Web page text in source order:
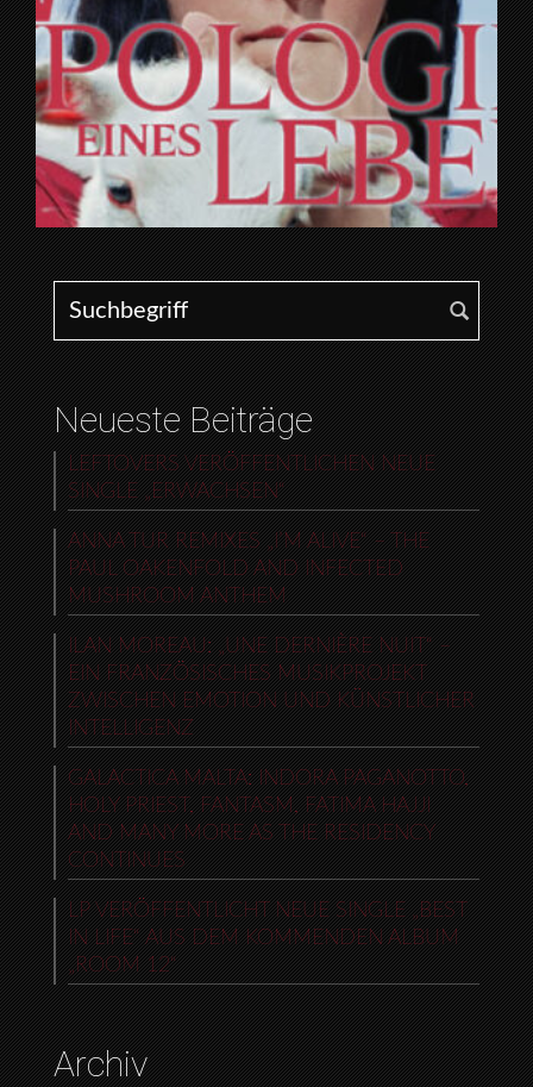
Search for:
Neueste Beiträge
LEFTOVERS VERÖFFENTLICHEN NEUE
SINGLE „ERWACHSEN“
ANNA TUR REMIXES „I’M ALIVE“ – THE
PAUL OAKENFOLD AND INFECTED
MUSHROOM ANTHEM
ILAN MOREAU: „UNE DERNIÈRE NUIT“ –
EIN FRANZÖSISCHES MUSIKPROJEKT
ZWISCHEN EMOTION UND KÜNSTLICHER
INTELLIGENZ
GALACTICA MALTA: INDORA PAGANOTTO,
HOLY PRIEST, FANTASM, FATIMA HAJJI
AND MANY MORE AS THE RESIDENCY
CONTINUES
LP VERÖFFENTLICHT NEUE SINGLE „BEST
IN LIFE“ AUS DEM KOMMENDEN ALBUM
„ROOM 12“
Archiv